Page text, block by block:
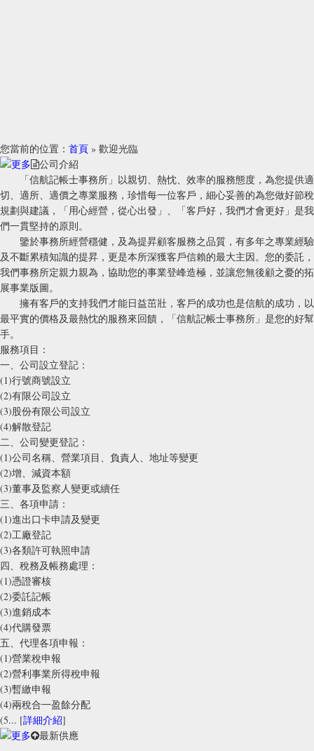
您當前的位置： 首頁 » 歡迎光臨
公司介紹
「信航記帳士事務所」以親切、熱忱、效率的服務態度，為您提供適
切、適所、適價之專業服務，珍惜每一位客戶，細心妥善的為您做好節稅
規劃與建議，「用心經營，從心出發」、「客戶好，我們才會更好」是我
們一貫堅持的原則。
鑒於事務所經營穩健，及為提昇顧客服務之品質，有多年之專業經驗
及不斷累積知識的提昇，更是本所深獲客戶信賴的最大主因。您的委託，
我們事務所定親力親為，協助您的事業登峰造極，並讓您無後顧之憂的拓
展事業版圖。
擁有客戶的支持我們才能日益茁壯，客戶的成功也是信航的成功，以
最平實的價格及最熱忱的服務來回饋，「信航記帳士事務所」是您的好幫
手。
服務項目：
一、公司設立登記：
(1)行號商號設立
(2)有限公司設立
(3)股份有限公司設立
(4)解散登記
二、公司變更登記：
(1)公司名稱、營業項目、負責人、地址等變更
(2)增、減資本額
(3)董事及監察人變更或續任
三、各項申請：
(1)進出口卡申請及變更
(2)工廠登記
(3)各類許可執照申請
四、稅務及帳務處理：
(1)憑證審核
(2)委託記帳
(3)進銷成本
(4)代購發票
五、代理各項申報：
(1)營業稅申報
(2)營利事業所得稅申報
(3)暫繳申報
(4)兩稅合一盈餘分配
(5... [詳細介紹]
最新供應